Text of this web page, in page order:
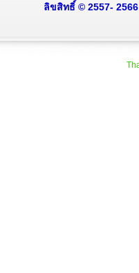
ลิขสิทธิ์ © 2557-